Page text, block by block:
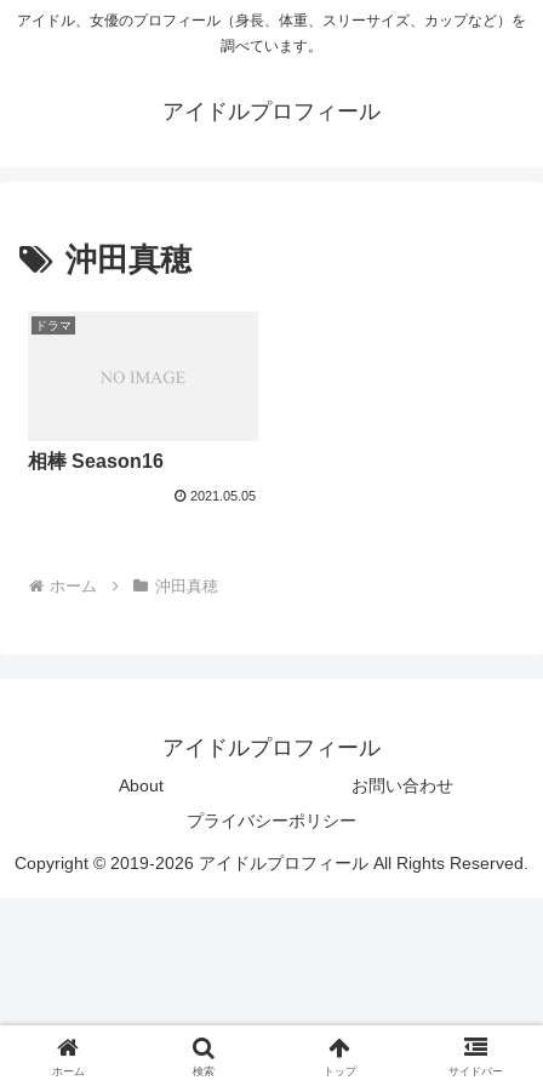
アイドル、女優のプロフィール（身長、体重、スリーサイズ、カップなど）を
調べています。
アイドルプロフィール
沖田真穂
ドラマ
相棒 Season16
2021.05.05
ホーム 沖田真穂
アイドルプロフィール
About
お問い合わせ
プライバシーポリシー
Copyright © 2019-2026 アイドルプロフィール All Rights Reserved.
ホーム 検索 トップ サイドバー